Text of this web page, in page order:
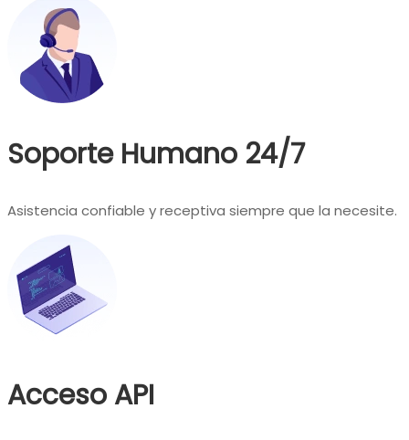
Soporte Humano 24/7
Asistencia confiable y receptiva siempre que la necesite.
Acceso API